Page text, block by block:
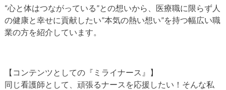
“心と体はつながっている”との想いから、医療職に限らず人
の健康と幸せに貢献したい”本気の熱い想い”を持つ幅広い職
業の方を紹介しています。
【コンテンツとしての『ミライナース』】
同じ看護師として、頑張るナースを応援したい！そんな私